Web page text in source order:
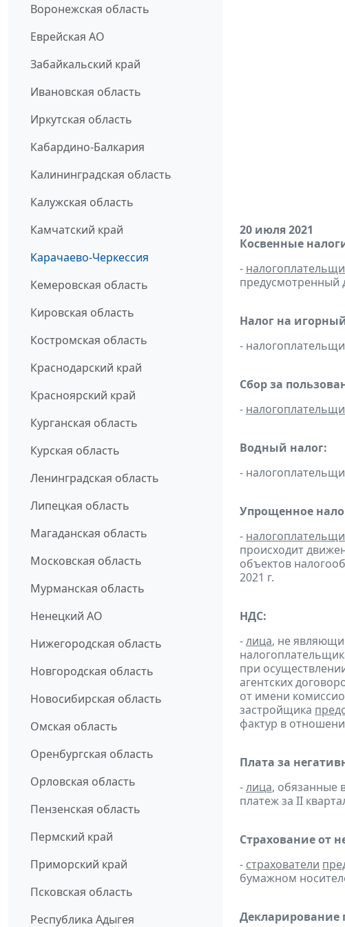
Воронежская область
Еврейская АО
Забайкальский край
Ивановская область
Иркутская область
Кабардино-Балкария
Калининградская область
Калужская область
Камчатский край
Карачаево-Черкессия
Кемеровская область
Кировская область
Костромская область
Краснодарский край
Красноярский край
Курганская область
Курская область
Ленинградская область
Липецкая область
Магаданская область
Московская область
Мурманская область
Ненецкий АО
Нижегородская область
Новгородская область
Новосибирская область
Омская область
Оренбургская область
Орловская область
Пензенская область
Пермский край
Приморский край
Псковская область
Республика Адыгея
20 июля 2021
Косвенные
-
предусмотренный
Налог на
-
Сбор за
-
Водный налог:
-
Упрощенное
-
происходит
объектов
2021 г.
НДС:
-лица, не
при
агентских
от имени
застройщика
фактур в
Плата за
-лица, обязанные
платеж за II
Страхование от
- страхователи
бумажном
Декларирование